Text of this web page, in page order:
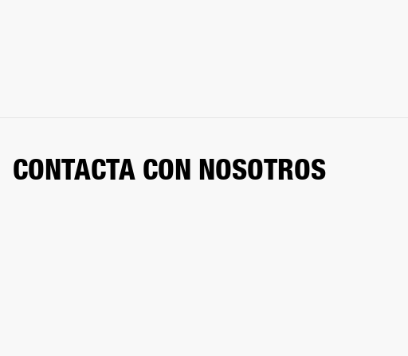
CONTACTA CON NOSOTROS